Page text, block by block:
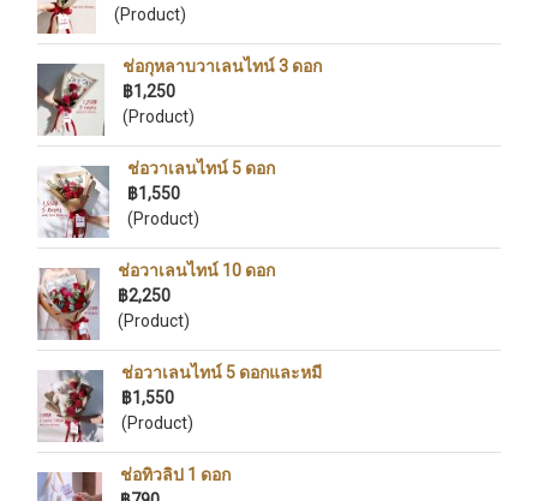
(Product)
ช่อกุหลาบวาเลนไทน์ 3 ดอก
฿1,250
(Product)
ช่อวาเลนไทน์ 5 ดอก
฿1,550
(Product)
ช่อวาเลนไทน์ 10 ดอก
฿2,250
(Product)
ช่อวาเลนไทน์ 5 ดอกและหมี
฿1,550
(Product)
ช่อทิวลิป 1 ดอก